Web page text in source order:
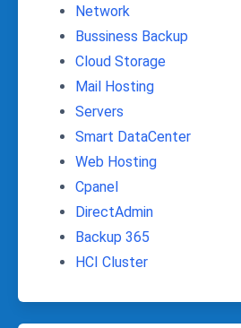
Network
Bussiness Backup
Cloud Storage
Mail Hosting
Servers
Smart DataCenter
Web Hosting
Cpanel
DirectAdmin
Backup 365
HCI Cluster